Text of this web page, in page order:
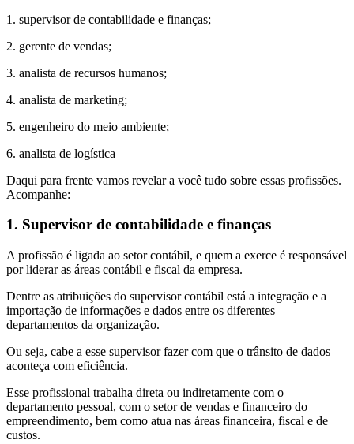
1. supervisor de contabilidade e finanças;
2. gerente de vendas;
3. analista de recursos humanos;
4. analista de marketing;
5. engenheiro do meio ambiente;
6. analista de logística
Daqui para frente vamos revelar a você tudo sobre essas profissões.
Acompanhe:
1. Supervisor de contabilidade e finanças
A profissão é ligada ao setor contábil, e quem a exerce é responsável
por liderar as áreas contábil e fiscal da empresa.
Dentre as atribuições do supervisor contábil está a integração e a
importação de informações e dados entre os diferentes
departamentos da organização.
Ou seja, cabe a esse supervisor fazer com que o trânsito de dados
aconteça com eficiência.
Esse profissional trabalha direta ou indiretamente com o
departamento pessoal, com o setor de vendas e financeiro do
empreendimento, bem como atua nas áreas financeira, fiscal e de
custos.